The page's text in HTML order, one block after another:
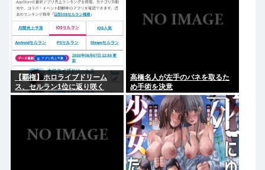
【覇権】ホロライブドリーム
ス、セルラン1位に返り咲く
WIWIWIWIWIWIWIWIWIWIWIWI
高橋名人が左手のバネを取るた
め手術を決意